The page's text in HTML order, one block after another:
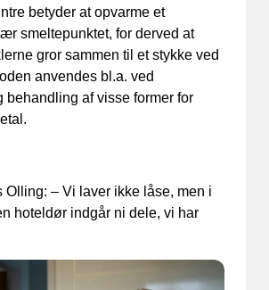
betyder at opvarme et
smeltepunktet, for derved at
gror sammen til et stykke ved
anvendes bl.a. ved
behandling af visse former for
Olling: – Vi laver ikke låse, men i
hoteldør indgår ni dele, vi har